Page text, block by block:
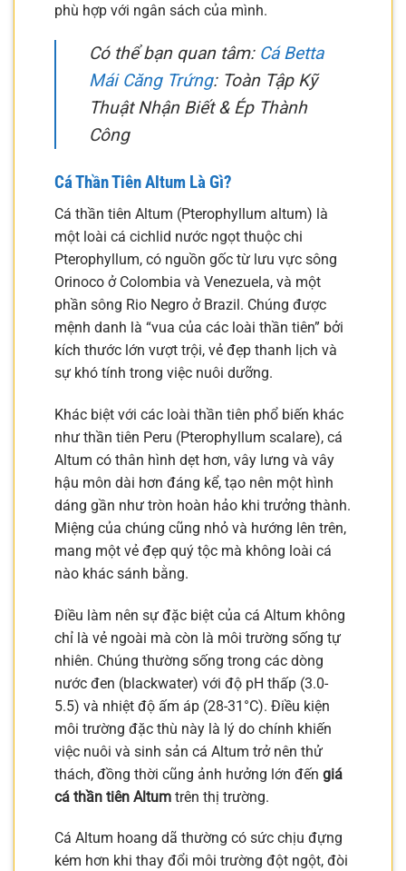
phù hợp với ngân sách của mình.
Có thể bạn quan tâm: Cá Betta
Mái Căng Trứng: Toàn Tập Kỹ
Thuật Nhận Biết & Ép Thành
Công
Cá Thần Tiên Altum Là Gì?
Cá thần tiên Altum (Pterophyllum altum) là
một loài cá cichlid nước ngọt thuộc chi
Pterophyllum, có nguồn gốc từ lưu vực sông
Orinoco ở Colombia và Venezuela, và một
phần sông Rio Negro ở Brazil. Chúng được
mệnh danh là “vua của các loài thần tiên” bởi
kích thước lớn vượt trội, vẻ đẹp thanh lịch và
sự khó tính trong việc nuôi dưỡng.
Khác biệt với các loài thần tiên phổ biến khác
như thần tiên Peru (Pterophyllum scalare), cá
Altum có thân hình dẹt hơn, vây lưng và vây
hậu môn dài hơn đáng kể, tạo nên một hình
dáng gần như tròn hoàn hảo khi trưởng thành.
Miệng của chúng cũng nhỏ và hướng lên trên,
mang một vẻ đẹp quý tộc mà không loài cá
nào khác sánh bằng.
Điều làm nên sự đặc biệt của cá Altum không
chỉ là vẻ ngoài mà còn là môi trường sống tự
nhiên. Chúng thường sống trong các dòng
nước đen (blackwater) với độ pH thấp (3.0-
5.5) và nhiệt độ ấm áp (28-31°C). Điều kiện
môi trường đặc thù này là lý do chính khiến
việc nuôi và sinh sản cá Altum trở nên thử
thách, đồng thời cũng ảnh hưởng lớn đến giá
cá thần tiên Altum trên thị trường.
Cá Altum hoang dã thường có sức chịu đựng
kém hơn khi thay đổi môi trường đột ngột, đòi